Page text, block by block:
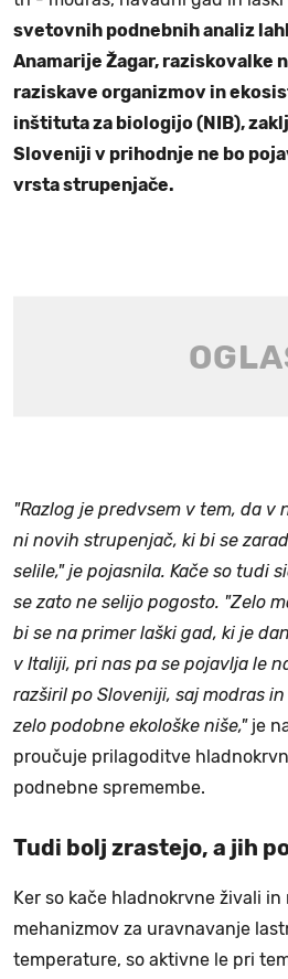
svetovnih podnebnih analiz
Anamarije Žagar, raziskovalke
raziskave organizmov in
inštituta za biologijo (NIB),
Sloveniji v prihodnje ne bo
vrsta strupenjače.
"Razlog je predvsem v tem, da v
ni novih strupenjač, ki bi se
selile," je pojasnila. Kače so tudi
se zato ne selijo pogosto. "Zelo
bi se na primer laški gad, ki je
v Italiji, pri nas pa se pojavlja le
razširil po Sloveniji, saj modras
zelo podobne ekološke niše,"je
proučuje prilagoditve
podnebne spremembe.
Tudi bolj zrastejo, a jih
Ker so kače hladnokrvne živali
mehanizmov za uravnavanje
temperature, so aktivne le pri